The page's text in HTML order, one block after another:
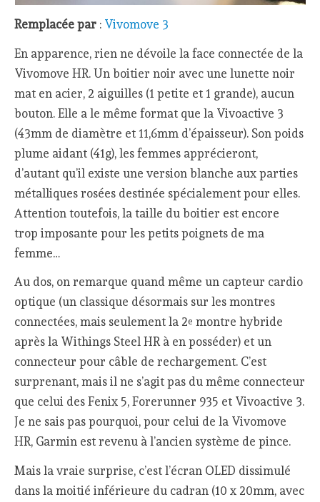
Remplacée par : Vivomove 3
En apparence, rien ne dévoile la face connectée de la
Vivomove HR. Un boitier noir avec une lunette noir
mat en acier, 2 aiguilles (1 petite et 1 grande), aucun
bouton. Elle a le même format que la Vivoactive 3
(43mm de diamètre et 11,6mm d’épaisseur). Son poids
plume aidant (41g), les femmes apprécieront,
d’autant qu’il existe une version blanche aux parties
métalliques rosées destinée spécialement pour elles.
Attention toutefois, la taille du boitier est encore
trop imposante pour les petits poignets de ma
femme…
Au dos, on remarque quand même un capteur cardio
optique (un classique désormais sur les montres
connectées, mais seulement la 2e montre hybride
après la Withings Steel HR à en posséder) et un
connecteur pour câble de rechargement. C’est
surprenant, mais il ne s’agit pas du même connecteur
que celui des Fenix 5, Forerunner 935 et Vivoactive 3.
Je ne sais pas pourquoi, pour celui de la Vivomove
HR, Garmin est revenu à l’ancien système de pince.
Mais la vraie surprise, c’est l’écran OLED dissimulé
dans la moitié inférieure du cadran (10 x 20mm, avec